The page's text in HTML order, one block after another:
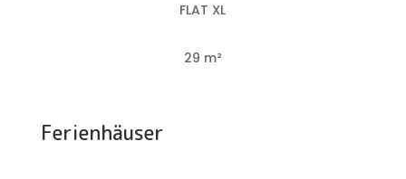
FLAT XL
29 m²
Ferienhäuser